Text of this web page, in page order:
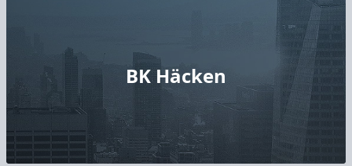
BK Häcken